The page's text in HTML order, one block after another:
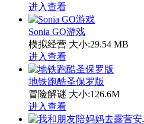
进入查看
Sonia GO游戏
模拟经营 大小:29.54 MB
进入查看
地铁跑酷圣保罗版
冒险解谜 大小:126.6M
进入查看